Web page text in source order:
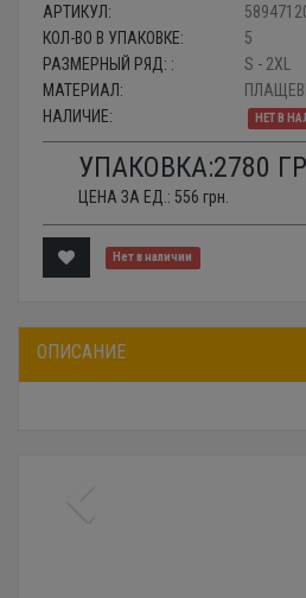
АРТИКУЛ:
КОЛ-ВО В УПАКОВКЕ:
5
РАЗМЕРНЫЙ РЯД: :
S - 2XL
МАТЕРИАЛ:
НАЛИЧИЕ:
НЕТ В
УПАКОВКА:2780
ЦЕНА ЗА ЕД.: 556 грн.
Нет в наличии
ОПИСАНИЕ